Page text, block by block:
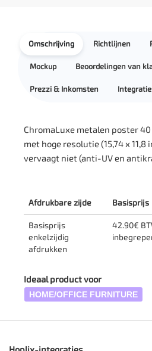
Omschrijving Richtlijnen
Mockup Beoordelingen van
Prezzi & Inkomsten
ChromaLuxe metalen poster
met hoge resolutie (15,74 x
vervaagt niet (anti-UV en
Afdrukbare zijde Basisprijs
Basisprijs
enkelzijdig
afdrukken
42.90€
Ideaal product voor
HOME/OFFICE FURNITURE